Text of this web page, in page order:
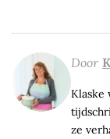
Door
Klaske
ze